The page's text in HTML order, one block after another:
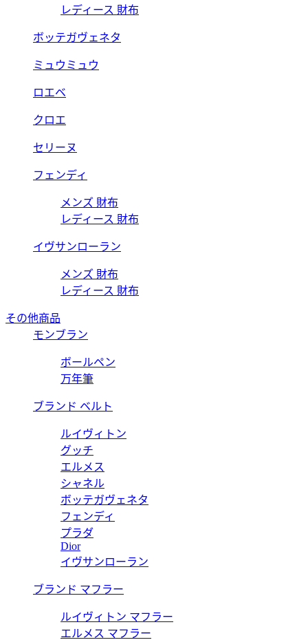
レディース 財布
ボッテガヴェネタ
ミュウミュウ
ロエベ
クロエ
セリーヌ
フェンディ
メンズ 財布
レディース 財布
イヴサンローラン
メンズ 財布
レディース 財布
その他商品
モンブラン
ボールペン
万年筆
ブランド ベルト
ルイヴィトン
グッチ
エルメス
シャネル
ボッテガヴェネタ
フェンディ
プラダ
Dior
イヴサンローラン
ブランド マフラー
ルイヴィトン マフラー
エルメス マフラー